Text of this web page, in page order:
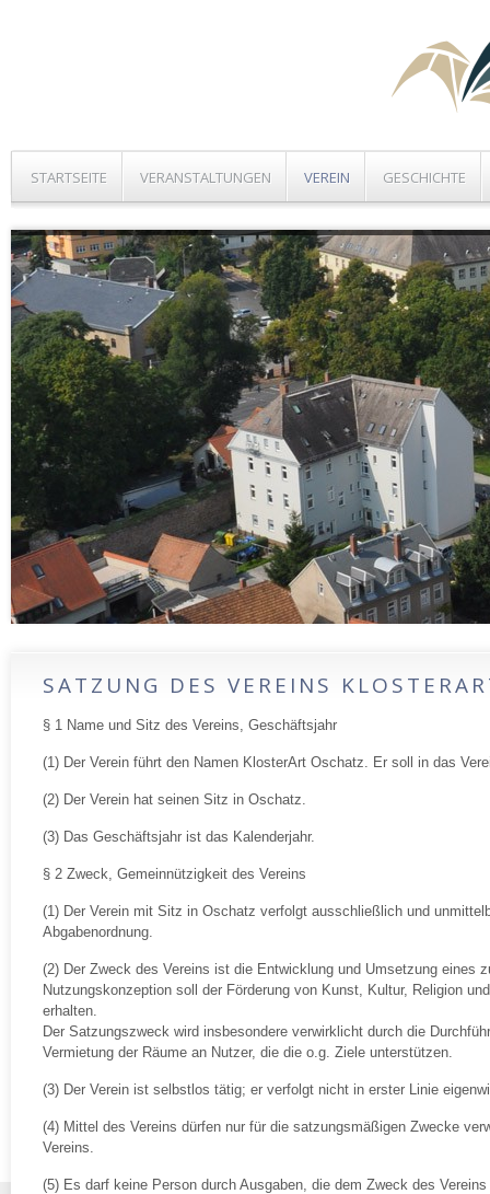
STARTSEITE VERANSTALTUNGEN VEREIN GESCHICHTE
SATZUNG DES VEREINS
§ 1 Name und Sitz des Vereins, Geschäftsjahr
(1) Der Verein führt den Namen KlosterArt Oschatz. Er soll in das
(2) Der Verein hat seinen Sitz in Oschatz.
(3) Das Geschäftsjahr ist das Kalenderjahr.
§ 2 Zweck, Gemeinnützigkeit des Vereins
(1) Der Verein mit Sitz in Oschatz verfolgt ausschließlich und
Abgabenordnung.
(2) Der Zweck des Vereins ist die Entwicklung und Umsetzung
Nutzungskonzeption soll der Förderung von Kunst, Kultur, Religion
erhalten.
Der Satzungszweck wird insbesondere verwirklicht durch die
Vermietung der Räume an Nutzer, die die o.g. Ziele unterstützen.
(3) Der Verein ist selbstlos tätig; er verfolgt nicht in erster Linie
(4) Mittel des Vereins dürfen nur für die satzungsmäßigen Zwecke
Vereins.
(5) Es darf keine Person durch Ausgaben, die dem Zweck des